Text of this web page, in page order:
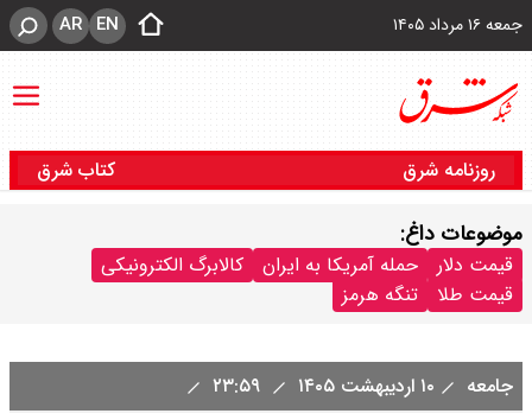
جمعه ۱۶ مرداد ۱۴۰۵ EN
AR
روزنامه شرق کتاب شرق
موضوعات داغ:
قیمت دلار حمله آمریکا به ایران
کالابرگ الکترونیکی
قیمت طلا
تنگه هرمز
جامعه ۱۰ اردیبهشت ۱۴۰۵